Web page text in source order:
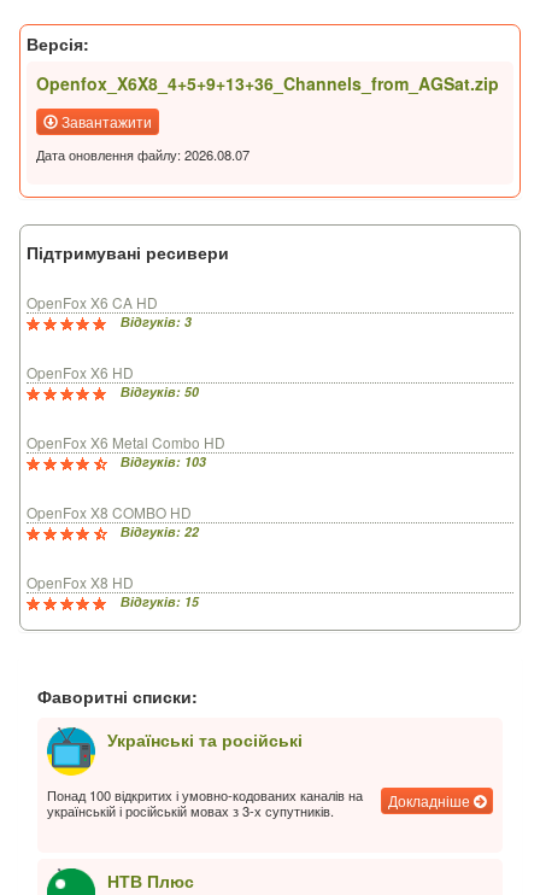
Версія:
Openfox_X6X8_4+5+9+13+36_Channels_from_AGSat.zip
Завантажити
Дата оновлення файлу: 2026.08.07
Підтримувані ресивери
OpenFox X6 CA HD
Відгуків: 3
OpenFox X6 HD
Відгуків: 50
OpenFox X6 Metal Combo HD
Відгуків: 103
OpenFox X8 COMBO HD
Відгуків: 22
OpenFox X8 HD
Відгуків: 15
Фаворитні списки:
Українські та російські
Докладніше
Понад 100 відкритих і умовно-кодованих каналів на
українській і російській мовах з 3-х супутників.
НТВ Плюс